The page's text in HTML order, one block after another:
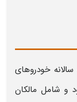
سالانهخودروهای
و شامل مالکان